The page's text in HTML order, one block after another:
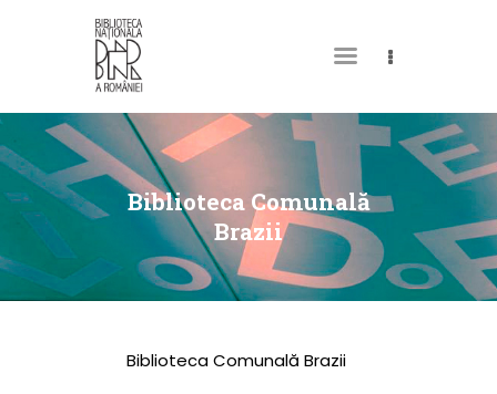
Biblioteca Comunală
Brazii
DESPRE NOI
PERMISUL MEU DE
BIBLIOTECĂ
CATALOAGE ȘI
COLECȚII
Biblioteca Comunală Brazii